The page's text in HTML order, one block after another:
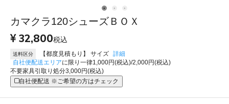
カマクラ120シューズＢＯＸ
32,800税込
送料区分 【都度見積もり】 サイズ 詳細
自社便配送エリアに限り一律1,000円(税込)/2,000円(税込)
不要家具引取り処分3,000円(税込)
自社便配送 ※ご希望の方はチェック